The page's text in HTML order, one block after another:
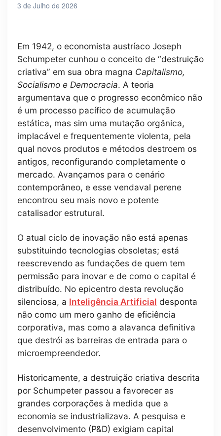
3 de Julho de 2026
Em 1942, o economista austríaco Joseph
Schumpeter cunhou o conceito de “destruição
criativa” em sua obra magna Capitalismo,
Socialismo e Democracia. A teoria
argumentava que o progresso econômico não
é um processo pacífico de acumulação
estática, mas sim uma mutação orgânica,
implacável e frequentemente violenta, pela
qual novos produtos e métodos destroem os
antigos, reconfigurando completamente o
mercado. Avançamos para o cenário
contemporâneo, e esse vendaval perene
encontrou seu mais novo e potente
catalisador estrutural.
O atual ciclo de inovação não está apenas
substituindo tecnologias obsoletas; está
reescrevendo as fundações de quem tem
permissão para inovar e de como o capital é
distribuído. No epicentro desta revolução
silenciosa, a Inteligência Artificial desponta
não como um mero ganho de eficiência
corporativa, mas como a alavanca definitiva
que destrói as barreiras de entrada para o
microempreendedor.
Historicamente, a destruição criativa descrita
por Schumpeter passou a favorecer as
grandes corporações à medida que a
economia se industrializava. A pesquisa e
desenvolvimento (P&D) exigiam capital